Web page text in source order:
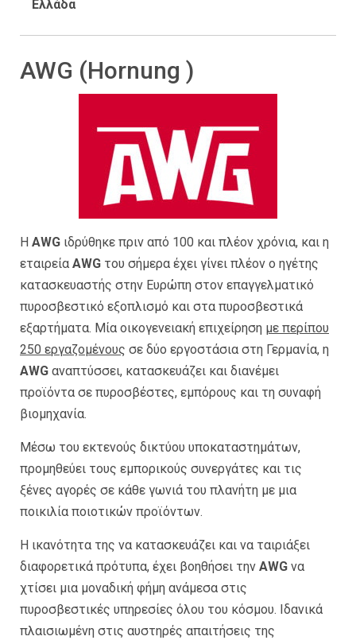
Ελλάδα
AWG (Hornung )
H AWG ιδρύθηκε πριν από 100 και πλέον χρόνια, και η
εταιρεία AWG του σήμερα έχει γίνει πλέον ο ηγέτης
κατασκευαστής στην Ευρώπη στον επαγγελματικό
πυροσβεστικό εξοπλισμό και στα πυροσβεστικά
εξαρτήματα. Μία οικογενειακή επιχείρηση με περίπου
250 εργαζομένους σε δύο εργοστάσια στη Γερμανία, η
AWG αναπτύσσει, κατασκευάζει και διανέμει
προϊόντα σε πυροσβέστες, εμπόρους και τη συναφή
βιομηχανία.
Μέσω του εκτενούς δικτύου υποκαταστημάτων,
προμηθεύει τους εμπορικούς συνεργάτες και τις
ξένες αγορές σε κάθε γωνιά του πλανήτη με μια
ποικιλία ποιοτικών προϊόντων.
Η ικανότητα της να κατασκευάζει και να ταιριάξει
διαφορετικά πρότυπα, έχει βοηθήσει την AWG να
χτίσει μια μοναδική φήμη ανάμεσα στις
πυροσβεστικές υπηρεσίες όλου του κόσμου. Ιδανικά
πλαισιωμένη στις αυστηρές απαιτήσεις της